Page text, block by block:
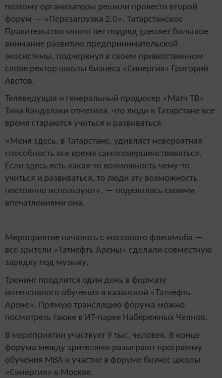
поэтому организаторы решили провести второй
форум — «Перезагрузка 2.0». Татарстанское
Правительство много лет подряд уделяет большое
внимание развитию предпринимательской
экосистемы, подчеркнул в своем приветственном
слове ректор школы бизнеса «Синергия» Григорий
Аветов.
Телеведущая и генеральный продюсер «Матч ТВ»
Тина Канделаки отметила, что люди в Татарстане все
время стараются учиться и развиваться.
«Меня здесь, в Татарстане, удивляет невероятная
способность все время самосовершенствоваться.
Если здесь есть какая-то возможность чему-то
учиться и развиваться, то люди эту возможность
постоянно используют», — поделилась своими
впечатлениями она.
Мероприятие началось с массового флешмоба —
все зрители «Татнефть Арены» сделали совместную
зарядку под музыку.
Тренинг продлится один день в формате
интенсивного обучения в казанской «Татнефть
Арене». Прямую трансляцию форума можно
посмотреть также в ИТ-парке Набережных Челнов.
В мероприятии участвует 9 тыс. человек. В конце
форума между зрителями разыграют программу
обучения MBA и участие в форуме бизнес школы
«Синергия» в Москве.